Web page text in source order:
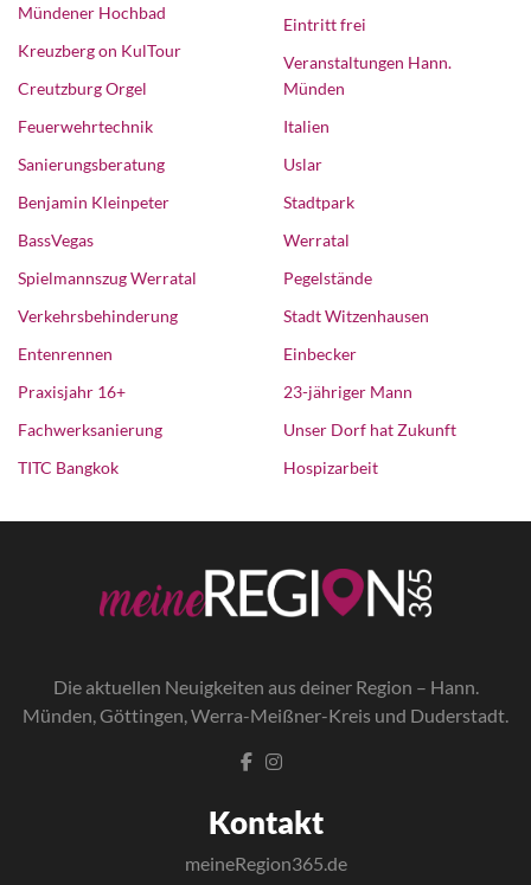
Mündener Hochbad
Kreuzberg on KulTour
Creutzburg Orgel
Feuerwehrtechnik
Eintritt frei
Veranstaltungen Hann.
Münden
Italien
Sanierungsberatung
Benjamin Kleinpeter
BassVegas
Spielmannszug Werratal
Verkehrsbehinderung
Entenrennen
Praxisjahr 16+
Fachwerksanierung
TITC Bangkok
Uslar
Stadtpark
Werratal
Pegelstände
Stadt Witzenhausen
Einbecker
23-jähriger Mann
Unser Dorf hat Zukunft
Hospizarbeit
Die aktuellen Neuigkeiten aus deiner Region – Hann.
Münden, Göttingen, Werra-Meißner-Kreis und Duderstadt.
Kontakt
meineRegion365.de